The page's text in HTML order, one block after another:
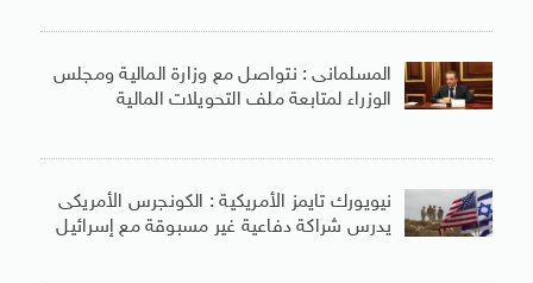
المسلمانى : نتواصل مع وزارة المالية ومجلس
الوزراء لمتابعة ملف التحويلات المالية
نيويورك تايمز الأمريكية : الكونجرس الأمريكى
يدرس شراكة دفاعية غير مسبوقة مع إسرائيل